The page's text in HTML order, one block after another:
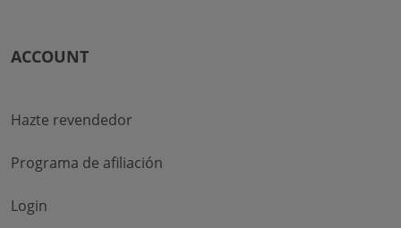
ACCOUNT
Hazte revendedor
Programa de afiliación
Login